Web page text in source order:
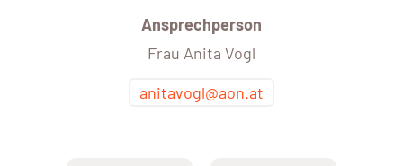
Ansprechperson
Frau Anita Vogl
anitavogl@aon.at